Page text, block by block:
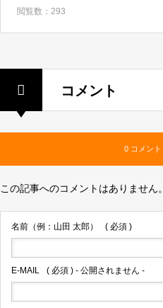
市）
閲覧数：293
コメント
0 コメント
この記事へのコメントはありません。
名前（例：山田 太郎） ( 必須 )
E-MAIL ( 必須 ) - 公開されません -